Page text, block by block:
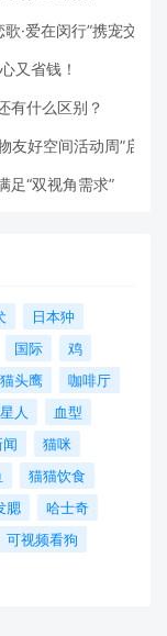
·爱在闵行”携宠交友
又省钱！
有什么区别？
好空间活动周”启动
足“双视角需求”
日本狆
国际
鸡
猫头鹰
咖啡厅
人
血型
闻
猫咪
猫猫饮食
腮
哈士奇
可视频看狗